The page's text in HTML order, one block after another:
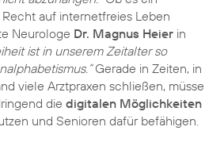
auf internetfreies Leben
Neurologe Dr. Magnus Heier in
ist in unserem Zeitalter so
Gerade in Zeiten, in
viele Arztpraxen schließen, müsse
die digitalen Möglichkeiten
und Senioren dafür befähigen.